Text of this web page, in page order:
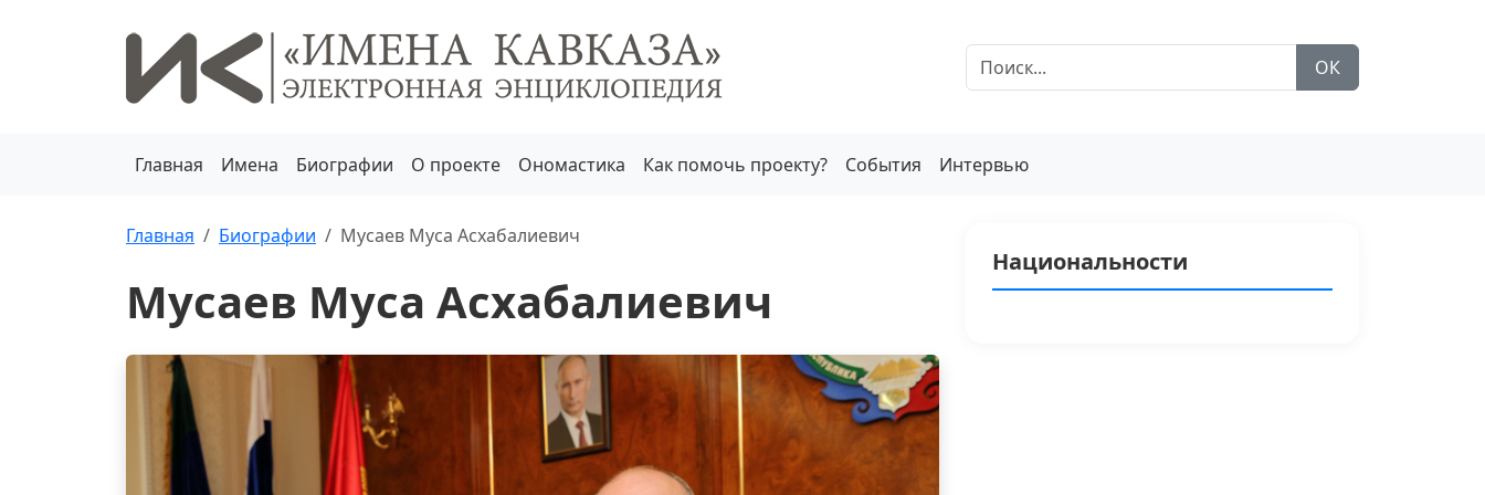
ОК
Главная Имена Биографии О проекте Ономастика Как помочь проекту? События Интервью
Главная Биографии Мусаев Муса Асхабалиевич
Мусаев Муса Асхабалиевич
Национальности